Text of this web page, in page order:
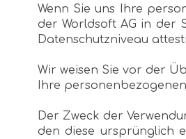
Wenn Sie uns Ihre
der Worldsoft AG in der
Datenschutzniveau
Wir weisen Sie vor der
Ihre
Der Zweck der
den diese ursprünglich